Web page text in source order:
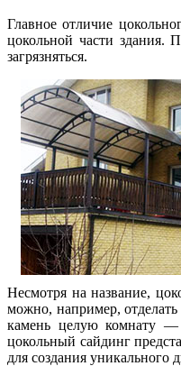
Главное отличие
цокольной части здания.
загрязняться.
Несмотря на название,
можно, например,
камень целую комнату —
цокольный сайдинг
для создания уникального